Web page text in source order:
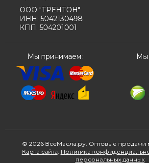
ООО "ТРЕНТОН"
ИНН: 5042130498
КПП: 504201001
Мы принимаем: Мы
© 2026 ВсеМасла.ру. Оптовые продажи
Карта сайта. Политика
персональных данных